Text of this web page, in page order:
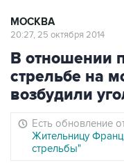
МОСКВА
20:27, 25 октября 2014
В отношении
стрельбе на
возбудили
Есть обновление
Жительницу
стрельбы"